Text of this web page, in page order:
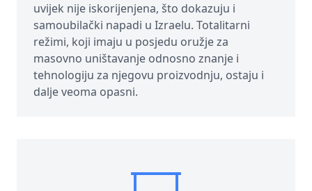
uvijek nije iskorijenjena, što dokazuju i
samoubilački napadi u Izraelu. Totalitarni
režimi, koji imaju u posjedu oružje za
masovno uništavanje odnosno znanje i
tehnologiju za njegovu proizvodnju, ostaju i
dalje veoma opasni.